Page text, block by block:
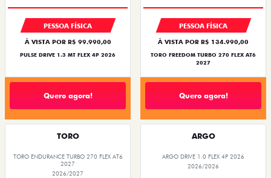
PESSOA FÍSICA
À VISTA POR R$ 99.990,00
PULSE DRIVE 1.3 MT FLEX 4P 2026
Quero agora!
PESSOA FÍSICA
À VISTA POR R$ 134.990,00
TORO FREEDOM TURBO 270 FLEX AT6
2027
Quero agora!
TORO
TORO ENDURANCE TURBO 270 FLEX AT6
2027
2026/2027
ARGO
ARGO DRIVE 1.0 FLEX 4P 2026
2026/2026